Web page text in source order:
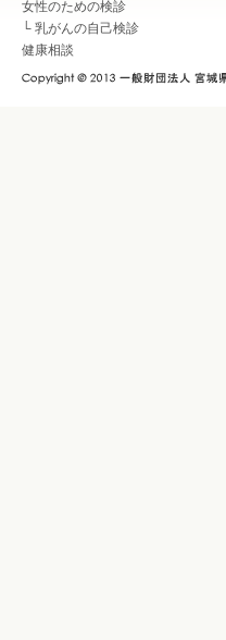
女性のための検診
└ 乳がんの自己検診
健康相談